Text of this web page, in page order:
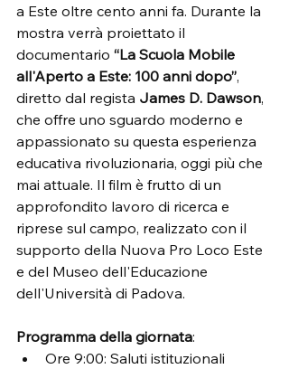
a Este oltre cento anni fa. Durante la
mostra verrà proiettato il
documentario “La Scuola Mobile
all'Aperto a Este: 100 anni dopo”,
diretto dal regista James D. Dawson,
che offre uno sguardo moderno e
appassionato su questa esperienza
educativa rivoluzionaria, oggi più che
mai attuale. Il film è frutto di un
approfondito lavoro di ricerca e
riprese sul campo, realizzato con il
supporto della Nuova Pro Loco Este
e del Museo dell'Educazione
dell'Università di Padova.
Programma della giornata:
Ore 9:00: Saluti istituzionali